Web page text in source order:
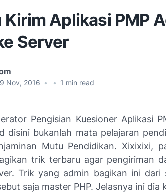
Aplikasi PMP
Server
Nov, 2016 • • 1 min read
Pengisian Kuesioner Aplikasi
disini bukanlah mata pelajaran
Mutu Pendidikan. Xixixixi,
trik terbaru agar pengiriman
Trik yang admin bagikan ini dari
saja master PHP. Jelasnya ini dia